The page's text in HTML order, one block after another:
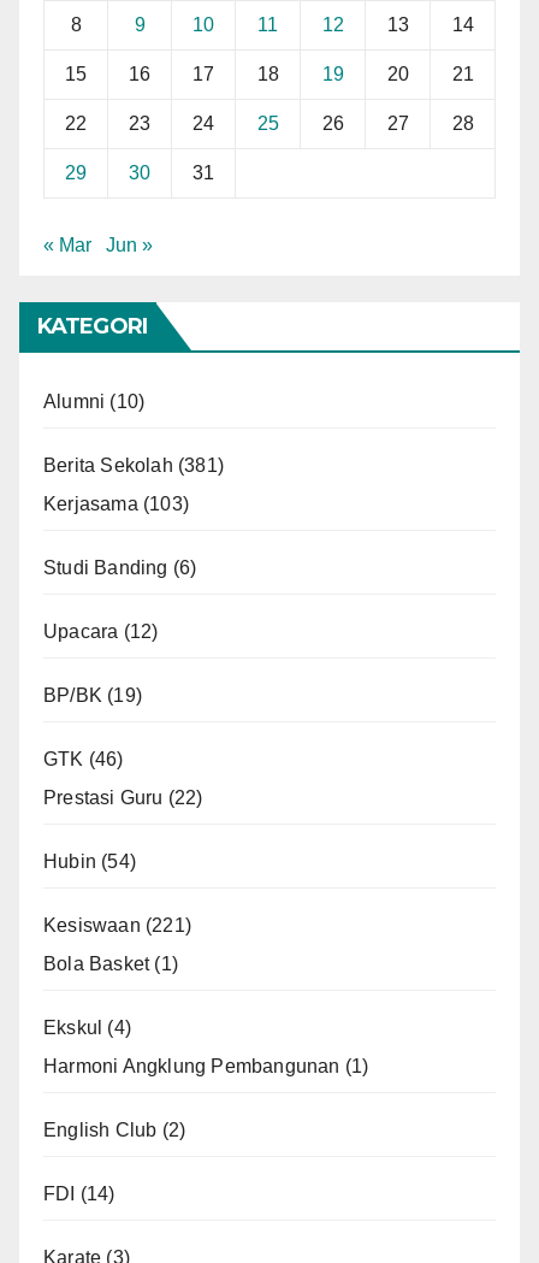
8 9 10 11 12 13 14
15 16 17 18 19 20 21
22 23 24 25 26 27 28
29 30 31
« Mar Jun »
KATEGORI
Alumni (10)
Berita Sekolah (381)
Kerjasama (103)
Studi Banding (6)
Upacara (12)
BP/BK (19)
GTK (46)
Prestasi Guru (22)
Hubin (54)
Kesiswaan (221)
Bola Basket(1)
Ekskul (4)
Harmoni Angklung Pembangunan (1)
English Club (2)
FDI (14)
Karate (3)